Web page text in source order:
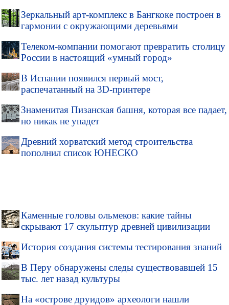
Зеркальный арт-комплекс в Бангкоке построен в
гармонии с окружающими деревьями
Телеком-компании помогают превратить столицу
России в настоящий «умный город»
В Испании появился первый мост,
распечатанный на 3D-принтере
Знаменитая Пизанская башня, которая все падает,
но никак не упадет
Древний хорватский метод строительства
пополнил список ЮНЕСКО
Каменные головы ольмеков: какие тайны
скрывают 17 скульптур древней цивилизации
История создания системы тестирования знаний
В Перу обнаружены следы существовавшей 15
тыс. лет назад культуры
На «острове друидов» археологи нашли